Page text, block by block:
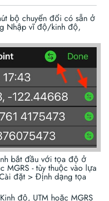
bộ chuyển đổi có sẵn ở
Nhập vĩ độ/kinh độ,
bắt đầu với tọa độ ở
- tùy thuộc vào lựa
đặt > Định dạng tọa
độ, UTM hoặc MGRS